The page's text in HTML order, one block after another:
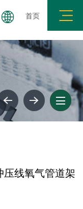
首页
企业荣誉 社
线氧气管道架